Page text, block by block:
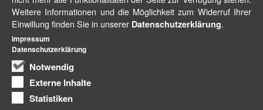
Weitere Informationen und die Möglichkeit zum Widerruf Ihrer
Einwillung finden Sie in unserer Datenschutzerklärung.
Notwendig
Externe Inhalte
Statistiken
Impressum
Datenschutzerklärung